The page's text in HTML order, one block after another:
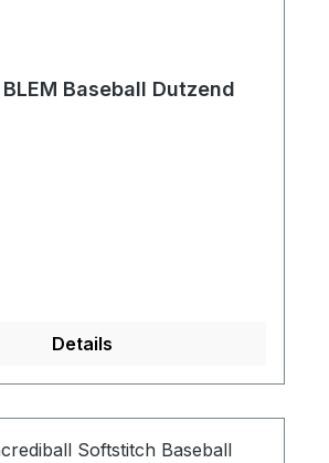
BLEM Baseball Dutzend
Details